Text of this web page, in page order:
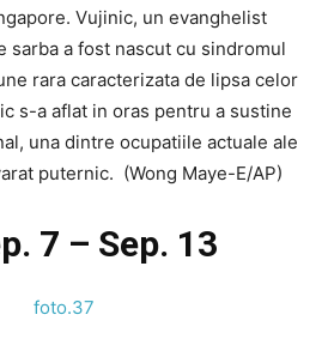
Vujinic, un evanghelist
sarba a fost nascut cu sindromul
rara caracterizata de lipsa celor
s-a aflat in oras pentru a sustine
una dintre ocupatiile actuale ale
puternic. (Wong Maye-E/AP)
7 – Sep. 13